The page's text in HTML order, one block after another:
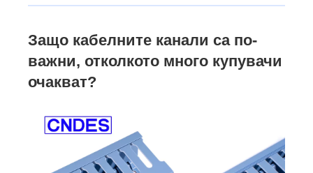
Защо кабелните канали са по-
важни, отколкото много купувачи
очакват?